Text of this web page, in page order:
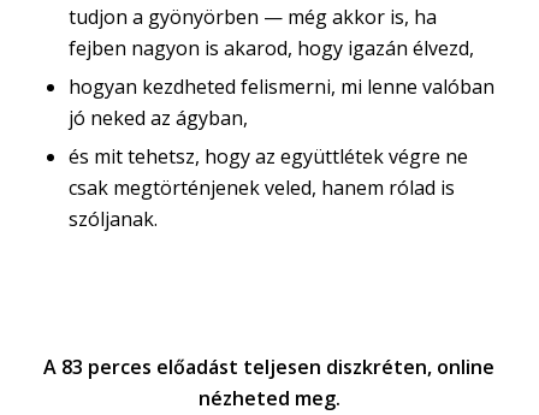
tudjon a gyönyörben — még akkor is, ha
fejben nagyon is akarod, hogy igazán élvezd,
hogyan kezdheted felismerni, mi lenne valóban
jó neked az ágyban,
és mit tehetsz, hogy az együttlétek végre ne
csak megtörténjenek veled, hanem rólad is
szóljanak.
A 83 perces előadást teljesen diszkréten, online
nézheted meg.